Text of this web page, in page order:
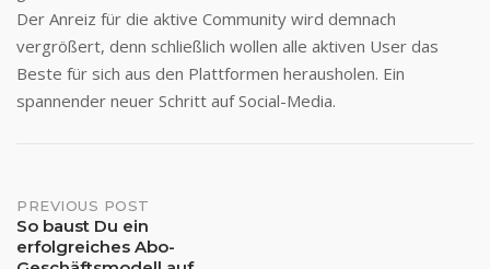
Der Anreiz für die aktive Community wird demnach
vergrößert, denn schließlich wollen alle aktiven User das
Beste für sich aus den Plattformen herausholen. Ein
spannender neuer Schritt auf Social-Media.
Post
navigation
PREVIOUS POST
So baust Du ein
erfolgreiches Abo-